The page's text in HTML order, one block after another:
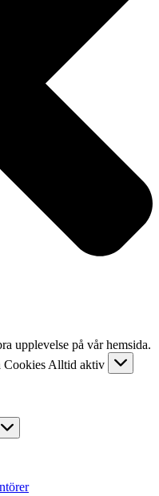
upplevelse på vår hemsida.
Cookies Alltid aktiv